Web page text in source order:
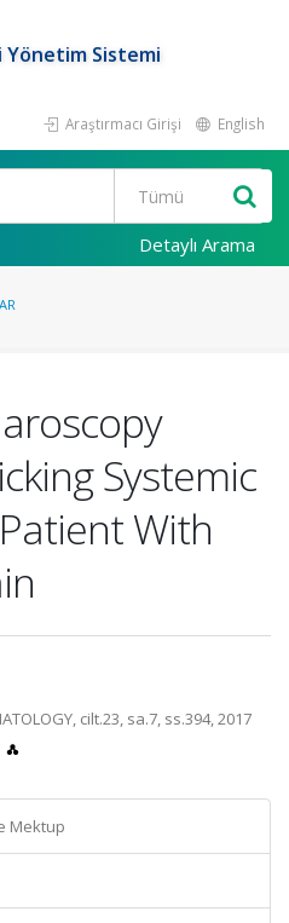
Yönetim Sistemi
Araştırmacı Girişi English
Detaylı Arama
Systemic
With
cilt.23, sa.7, ss.394, 2017
Mektup